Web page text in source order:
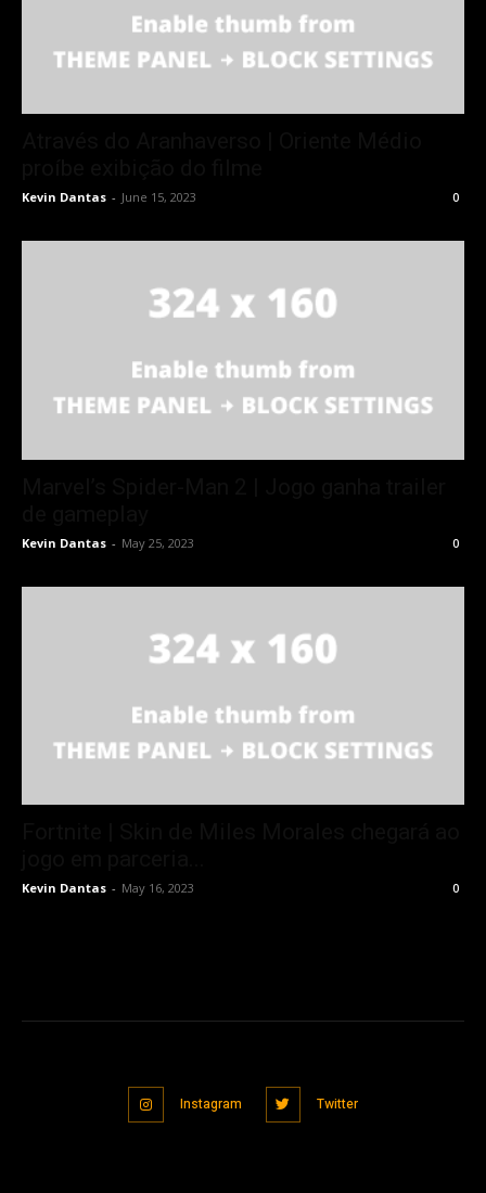
Kevin Dantas - June 15, 2023 0
Kevin Dantas - May 25, 2023 0
Kevin Dantas - May 16, 2023 0
Instagram Twitter